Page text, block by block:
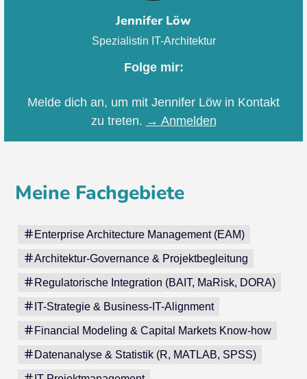
Jennifer Löw
Spezialistin IT-Architektur
Folge mir:
Melde dich an, um mit Jennifer Löw in Kontakt
zu treten. → Anmelden
Meine Fachgebiete
Enterprise Architecture Management (EAM)
Architektur-Governance & Projektbegleitung
Regulatorische Integration (BAIT, MaRisk, DORA)
IT-Strategie & Business-IT-Alignment
Financial Modeling & Capital Markets Know-how
Datenanalyse & Statistik (R, MATLAB, SPSS)